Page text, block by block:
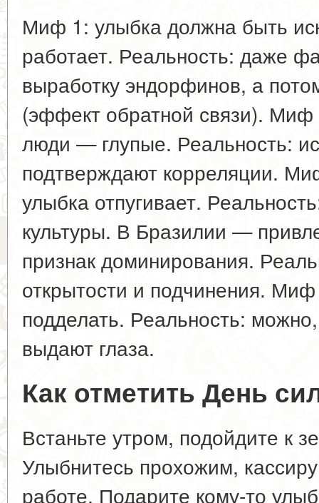
Миф 1: улыбка должна быть
работает. Реальность: даже
выработку эндорфинов, а
(эффект обратной связи).
люди — глупые. Реальность:
подтверждают корреляции.
улыбка отпугивает.
культуры. В Бразилии —
признак доминирования.
открытости и подчинения.
подделать. Реальность:
выдают глаза.
Как отметить День
Встаньте утром, подойдите к
Улыбнитесь прохожим,
работе. Подарите кому-то